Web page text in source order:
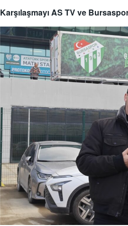
Karşılaşmayı AS TV ve